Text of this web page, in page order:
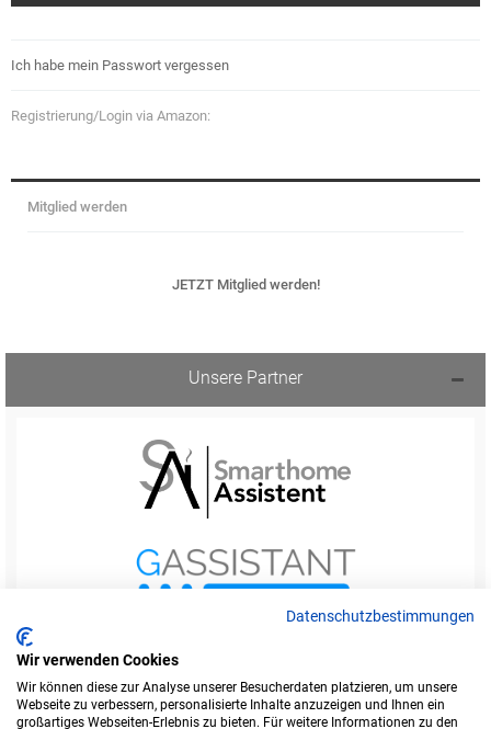
Ich habe mein Passwort vergessen
Registrierung/Login via Amazon:
Mitglied werden
JETZT Mitglied werden!
Unsere Partner
Startseite Foren-Übersicht
Datenschutzbestimmungen
Wir verwenden Cookies
Wir können diese zur Analyse unserer Besucherdaten platzieren, um unsere
Webseite zu verbessern, personalisierte Inhalte anzuzeigen und Ihnen ein
großartiges Webseiten-Erlebnis zu bieten. Für weitere Informationen zu den